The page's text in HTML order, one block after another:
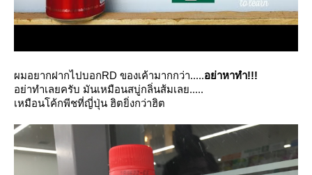
ผมอยากฝากไปบอกRD ของเค้ามากกว่า.....อย่าหาทำ!!!
อย่าทำเลยครับ มันเหมือนสบู่กลิ่นส้มเลย.....
เหมือนโค้กพีชที่ญี่ปุ่น ฮิตยิ่งกว่าฮิต